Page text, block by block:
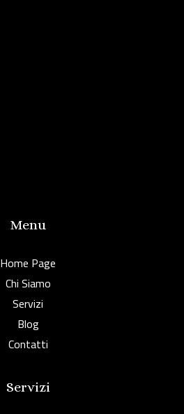
Menu
Home Page
Chi Siamo
Servizi
Blog
Contatti
Servizi